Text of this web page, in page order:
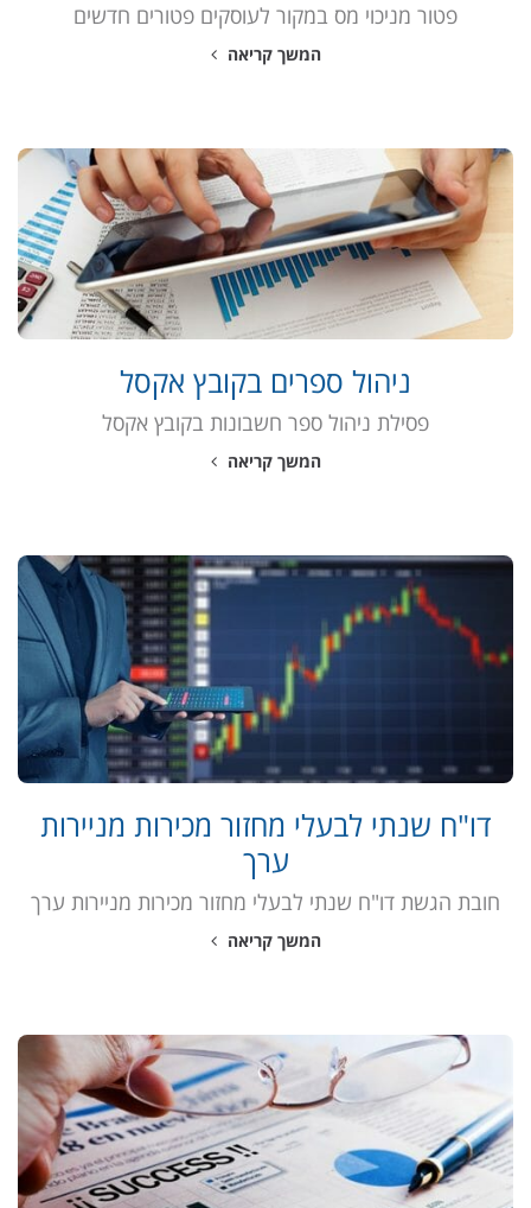
פטור מניכוי מס במקור לעוסקים פטורים חדשים
המשך קריאה
ניהול ספרים בקובץ אקסל
פסילת ניהול ספר חשבונות בקובץ אקסל
המשך קריאה
דו"ח שנתי לבעלי מחזור מכירות מניירות
ערך
חובת הגשת דו"ח שנתי לבעלי מחזור מכירות מניירות ערך
המשך קריאה